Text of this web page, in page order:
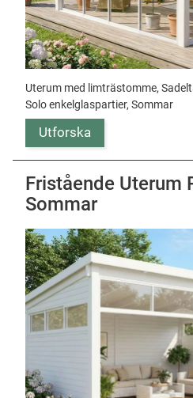
Uterum med limträstomme,
Solo enkelglaspartier, Sommar
Utforska
Fristående Uterum
Sommar